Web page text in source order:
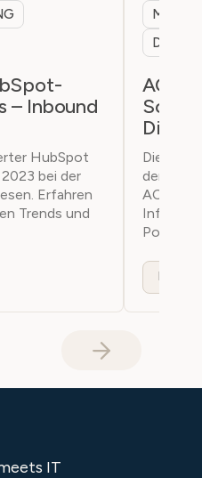
– Inbound
HubSpot
bei der
Erfahren
Trends und
ACS
Die
den
ACS bei
Position.
Mehr
IT